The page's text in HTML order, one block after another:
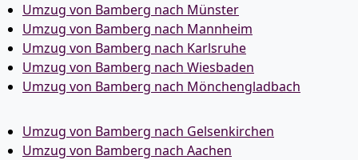
Umzug von Bamberg nach Münster
Umzug von Bamberg nach Mannheim
Umzug von Bamberg nach Karlsruhe
Umzug von Bamberg nach Wiesbaden
Umzug von Bamberg nach Mönchen­gladbach
Umzug von Bamberg nach Gelsenkirchen
Umzug von Bamberg nach Aachen